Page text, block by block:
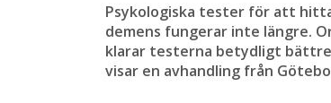
Psykologiska tester för att
demens fungerar inte längre.
klarar testerna betydligt
visar en avhandling från